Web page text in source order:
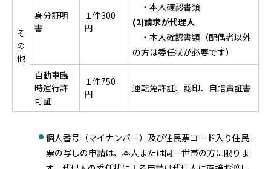
そ
の
他
身分証明
書
１件300
円
・本人確認書類
(2)請求が代理人
・本人確認書類（配偶者以外
の方は委任状が必要です）
自動車臨
時運行許
可証
１件750
円
運転免許証、認印、自賠責証書
個人番号（マイナンバー）及び住民票コード入り住民
票の写しの申請は、本人または同一世帯の方に限りま